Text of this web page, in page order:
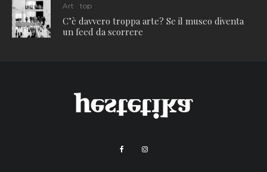
Art top
C’è davvero troppa arte? Se il museo diventa
un feed da scorrere